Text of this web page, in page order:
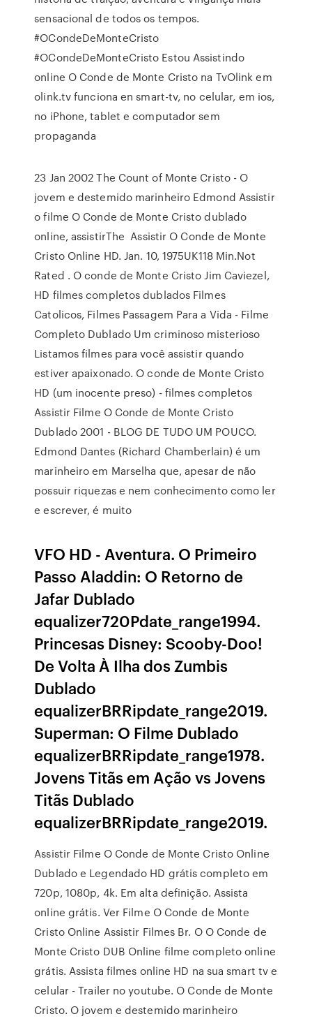
sensacional de todos os tempos.
#OCondeDeMonteCristo
#OCondeDeMonteCristo Estou Assistindo
online O Conde de Monte Cristo na TvOlink em
olink.tv funciona en smart-tv, no celular, em ios,
no iPhone, tablet e computador sem
propaganda
23 Jan 2002 The Count of Monte Cristo - O
jovem e destemido marinheiro Edmond Assistir
o filme O Conde de Monte Cristo dublado
online, assistirThe Assistir O Conde de Monte
Cristo Online HD. Jan. 10, 1975UK118 Min.Not
Rated . O conde de Monte Cristo Jim Caviezel,
HD filmes completos dublados Filmes
Catolicos, Filmes Passagem Para a Vida - Filme
Completo Dublado Um criminoso misterioso
Listamos filmes para você assistir quando
estiver apaixonado. O conde de Monte Cristo
HD (um inocente preso) - filmes completos
Assistir Filme O Conde de Monte Cristo
Dublado 2001 - BLOG DE TUDO UM POUCO.
Edmond Dantes (Richard Chamberlain) é um
marinheiro em Marselha que, apesar de não
possuir riquezas e nem conhecimento como ler
e escrever, é muito
VFO HD - Aventura. O Primeiro
Passo Aladdin: O Retorno de
Jafar Dublado
equalizer720Pdate_range1994.
Princesas Disney: Scooby-Doo!
De Volta À Ilha dos Zumbis
Dublado
equalizerBRRipdate_range2019.
Superman: O Filme Dublado
equalizerBRRipdate_range1978.
Jovens Titãs em Ação vs Jovens
Titãs Dublado
equalizerBRRipdate_range2019.
Assistir Filme O Conde de Monte Cristo Online
Dublado e Legendado HD grátis completo em
720p, 1080p, 4k. Em alta definição. Assista
online grátis. Ver Filme O Conde de Monte
Cristo Online Assistir Filmes Br. O O Conde de
Monte Cristo DUB Online filme completo online
grátis. Assista filmes online HD na sua smart tv e
celular - Trailer no youtube. O Conde de Monte
Cristo. O jovem e destemido marinheiro